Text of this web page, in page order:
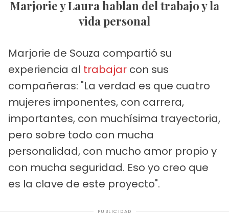
Marjorie y Laura hablan del trabajo y la
vida personal
Marjorie de Souza compartió su
experiencia al trabajar con sus
compañeras: "La verdad es que cuatro
mujeres imponentes, con carrera,
importantes, con muchísima trayectoria,
pero sobre todo con mucha
personalidad, con mucho amor propio y
con mucha seguridad. Eso yo creo que
es la clave de este proyecto".
PUBLICIDAD